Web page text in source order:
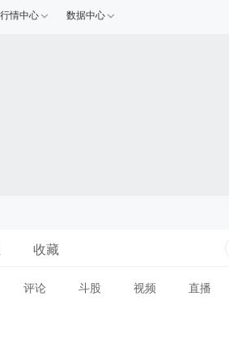
行情中心 数据中心
收藏
评论 斗股 视频 直播